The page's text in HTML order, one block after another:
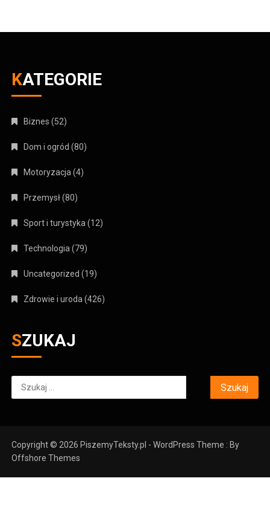
KATEGORIE
Biznes (52)
Dom i ogród (80)
Motoryzacja(4)
Przemysł(80)
Sport i turystyka(12)
Technologia(79)
Uncategorized (19)
Zdrowie i uroda(426)
SZUKAJ
Szukaj:
Copyright © 2026 PiszemyTeksty.pl - WordPress Theme : By
Offshore Themes